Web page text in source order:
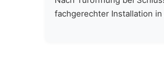
fachgerechter Installation